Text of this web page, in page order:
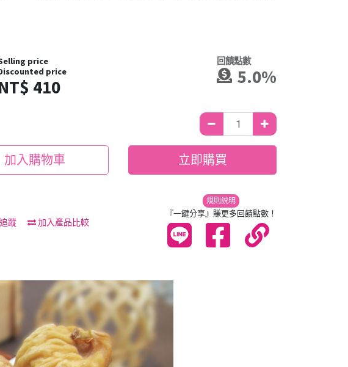
price
price
410
回饋點數
5.0%
加入購物車 立即購買
蹤 加入產品比較
規則說明
『一鍵分享』賺更多回饋點數！